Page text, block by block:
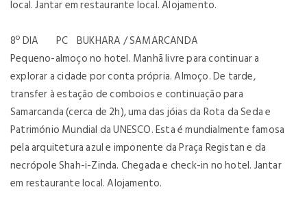
local. Jantar em restaurante local. Alojamento.
8º DIA PC BUKHARA / SAMARCANDA
Pequeno-almoço no hotel. Manhã livre para continuar a
explorar a cidade por conta própria. Almoço. De tarde,
transfer à estação de comboios e continuação para
Samarcanda (cerca de 2h), uma das jóias da Rota da Seda e
Património Mundial da UNESCO. Esta é mundialmente famosa
pela arquitetura azul e imponente da Praça Registan e da
necrópole Shah-i-Zinda. Chegada e check-in no hotel. Jantar
em restaurante local. Alojamento.